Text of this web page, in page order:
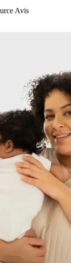
Avis